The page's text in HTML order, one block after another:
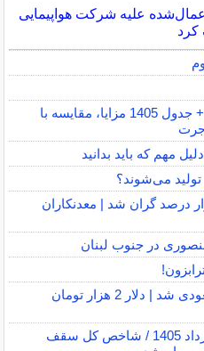
علیه شرکت هواپیمایی
کرد
نرم‌افزار حسابداری ابری چیست؟ + جدول 1405 مزایا، مقایسه با
می‌شوند؟
به معادن؛ گازوئیل ۸ هزار درصد گران شد | معدنکاران
در جنوب لبنان
بازار طلا با لیدری طلای جهانی صعودی شد | دلار 2 هزار تومان
پایان بورس امروز چهارشنبه 14 مرداد 1405 / شاخص کل سقف